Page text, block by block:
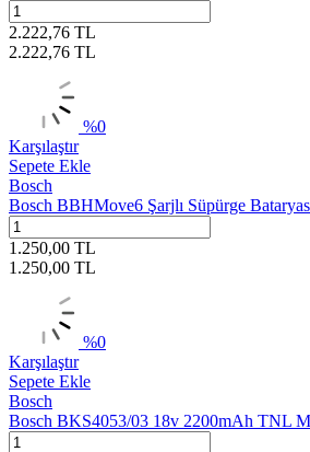
2.222,76 TL
2.222,76 TL
%0
Karşılaştır
Sepete Ekle
Bosch
Bosch BBHMove6 Şarjlı Süpürge
1.250,00 TL
1.250,00 TL
%0
Karşılaştır
Sepete Ekle
Bosch
Bosch BKS4053/03 18v 2200mAh TNL